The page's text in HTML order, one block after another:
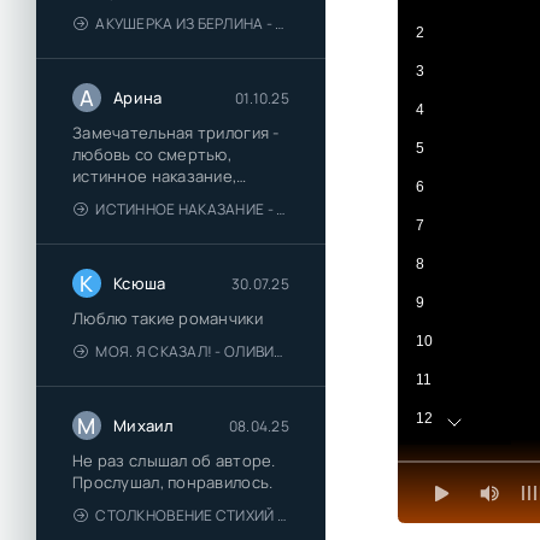
АКУШЕРКА ИЗ БЕРЛИНА - АННА СТЮАРТ
А Арина 01.10.25
Замечательная трилогия -
любовь со смертью,
истинное наказание,
любимая для монстра -
понравились
ИСТИННОЕ НАКАЗАНИЕ - ОЛЬГА ГУСЕЙНОВА
К Ксюша 30.07.25
Люблю такие романчики
МОЯ. Я СКАЗАЛ! - ОЛИВИЯ ЛЕЙК
М Михаил 08.04.25
Не раз слышал об авторе.
Прослушал, понравилось.
СТОЛКНОВЕНИЕ СТИХИЙ - ВАЛЕРИЙ ГУМИНСКИЙ
2
3
4
5
6
7
8
9
10
11
12
13